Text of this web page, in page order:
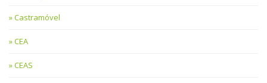
Castramóvel
CEA
CEAS